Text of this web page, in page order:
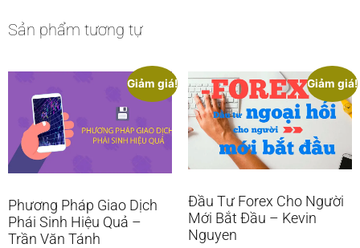
Sản phẩm tương tự
Giảm giá!
Phương Pháp Giao Dịch
Phái Sinh Hiệu Quả –
Trần Văn Tánh
Giảm giá!
Đầu Tư Forex Cho Người
Mới Bắt Đầu – Kevin
Nguyen